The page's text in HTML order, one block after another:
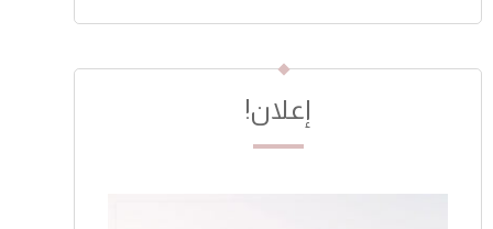
إعلان!